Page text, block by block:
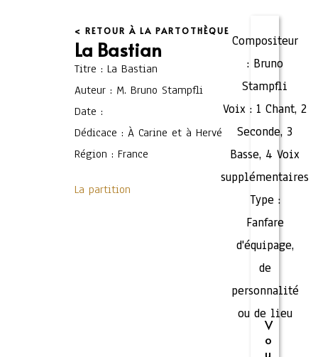
< RETOUR À LA PARTOTHÈQUE
La Bastian
Titre : La Bastian
Auteur : M. Bruno Stampfli
Date :
Dédicace : À Carine et à Hervé
Région : France
La partition
Compositeur
: Bruno
Stampfli
Voix : 1 Chant,2
Seconde, 3
Basse, 4 Voix
supplémentaires
Type :
Fanfare
d'équipage,
de
personnalité
ou de lieu
V
o
u